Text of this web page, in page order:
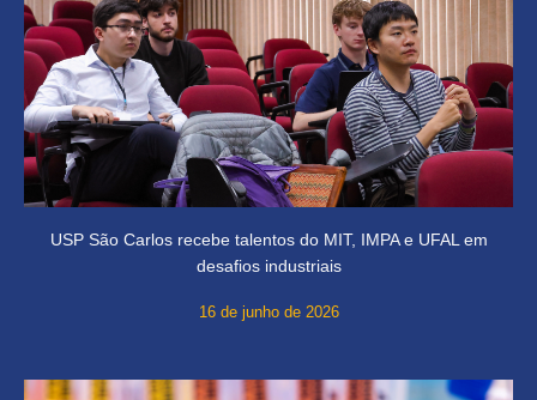
USP São Carlos recebe talentos do MIT, IMPA e UFAL em
desafios industriais
16 de junho de 2026